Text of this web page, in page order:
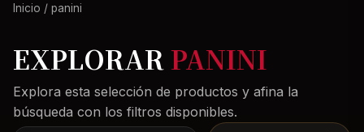
Inicio / panini
EXPLORAR PANINI
Explora esta selección de productos y afina la
búsqueda con los filtros disponibles.